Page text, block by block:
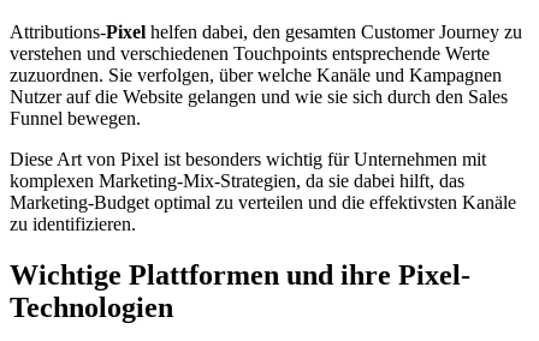
Attributions-Pixel helfen dabei, den gesamten Customer Journey zu
verstehen und verschiedenen Touchpoints entsprechende Werte
zuzuordnen. Sie verfolgen, über welche Kanäle und Kampagnen
Nutzer auf die Website gelangen und wie sie sich durch den Sales
Funnel bewegen.
Diese Art von Pixel ist besonders wichtig für Unternehmen mit
komplexen Marketing-Mix-Strategien, da sie dabei hilft, das
Marketing-Budget optimal zu verteilen und die effektivsten Kanäle
zu identifizieren.
Wichtige Plattformen und ihre Pixel-
Technologien